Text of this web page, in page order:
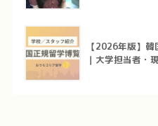
【2026年版】
｜大学担当者・